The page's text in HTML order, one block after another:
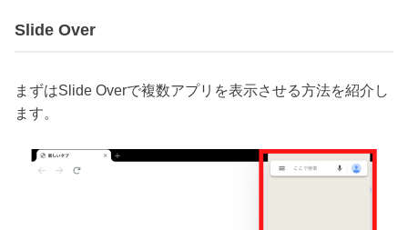
Slide Over
まずはSlide Overで複数アプリを表示させる方法を紹介し
ます。